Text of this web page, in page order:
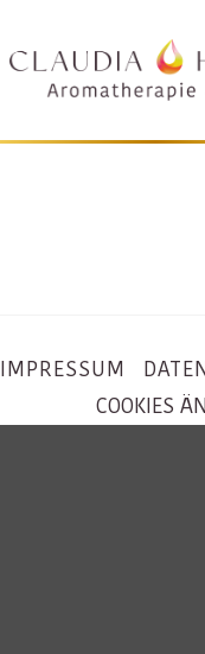
IMPRESSUM
COOKIES